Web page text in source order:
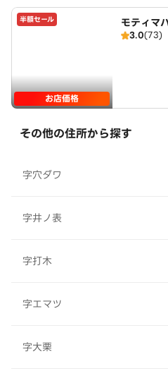
半額セール
お店価格
モティマ
バー
3.0(73)
その他の住所から探す
字穴ダワ
字井ノ表
字打木
字エマツ
字大栗